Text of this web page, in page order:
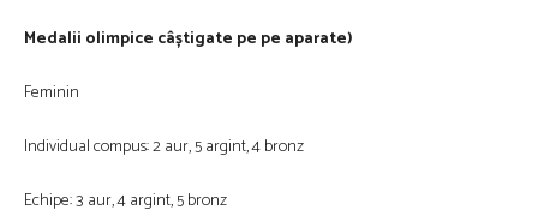
Medalii olimpice câștigate pe pe aparate)
Feminin
Individual compus: 2 aur, 5 argint, 4 bronz
Echipe: 3 aur, 4 argint, 5 bronz